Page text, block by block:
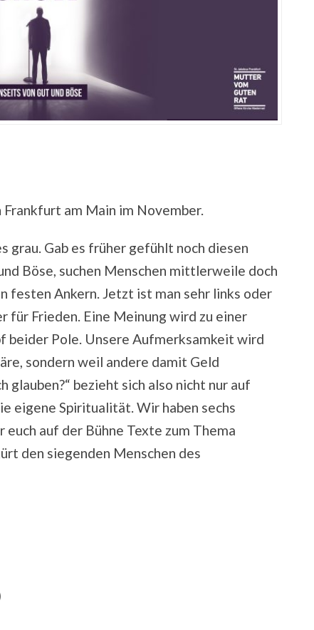
Frankfurt am Main im November.
grau. Gab es früher gefühlt noch diesen
Böse, suchen Menschen mittlerweile doch
festen Ankern. Jetzt ist man sehr links oder
für Frieden. Eine Meinung wird zu einer
beider Pole. Unsere Aufmerksamkeit wird
sondern weil andere damit Geld
glauben?“ bezieht sich also nicht nur auf
eigene Spiritualität. Wir haben sechs
auf der Bühne Texte zum Thema
den siegenden Menschen des